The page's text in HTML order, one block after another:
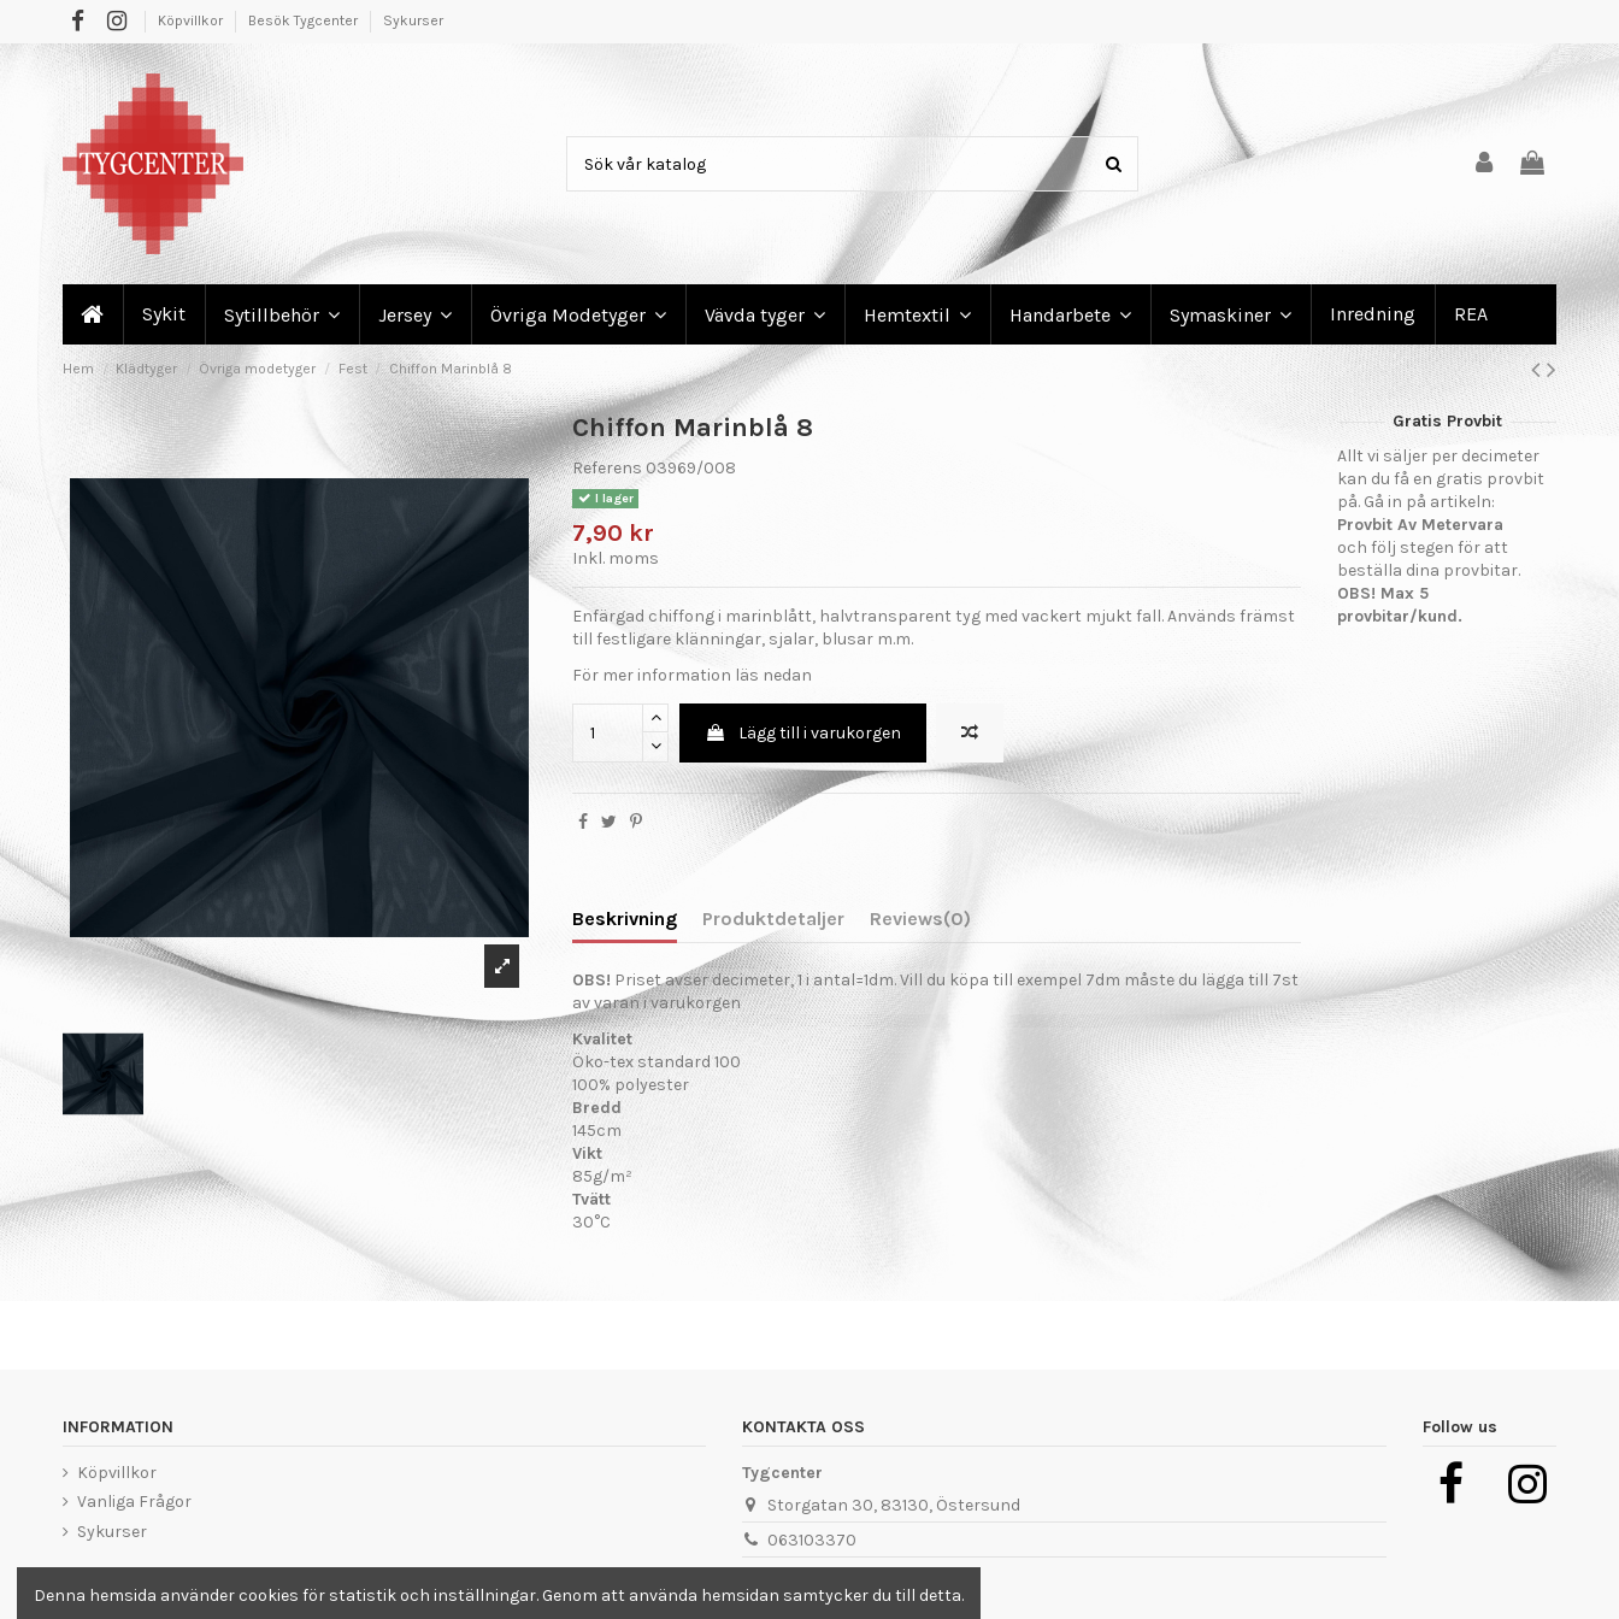
Köpvillkor Besök Tygcenter Sykurser
Sykit Sytillbehör Jersey Övriga Modetyger Vävda tyger Hemtextil Handarbete Symaskiner Inredning REA
Hem Klädtyger Övriga modetyger Fest Chiffon Marinblå 8
Chiffon Marinblå 8
Referens 03969/008
I lager
7,90 kr
Inkl. moms
Enfärgad chiffong i marinblått, halvtransparent tyg med vackert mjukt fall. Används främst
till festligare klänningar, sjalar, blusar m.m.
För mer information läs nedan
Lägg till i varukorgen
Beskrivning Produktdetaljer Reviews(0)
OBS! Priset avser decimeter, 1 i antal=1dm. Vill du köpa till exempel 7dm måste du lägga till 7st
av varan i varukorgen
Kvalitet
Öko-tex standard 100
100% polyester
Bredd
145cm
Vikt
85g/m²
Tvätt
30°C
Gratis Provbit
Allt vi säljer per decimeter
kan du få en gratis provbit
på. Gå in på artikeln:
Provbit Av Metervara
och följ stegen för att
beställa dina provbitar.
OBS! Max 5
provbitar/kund.
INFORMATION
Köpvillkor
Vanliga Frågor
Sykurser
KONTAKTA OSS
Tygcenter
Storgatan 30, 83130, Östersund
063103370
Follow us
Denna hemsida använder cookies för statistik och inställningar. Genom att använda hemsidan samtycker du till detta.